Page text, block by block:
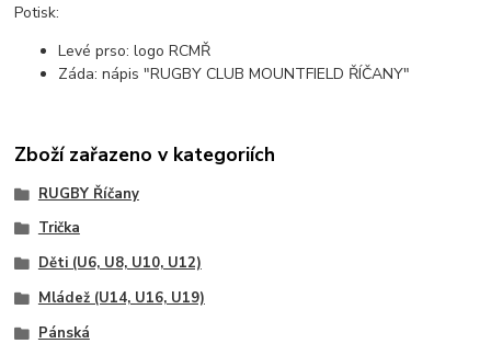
Potisk:
Levé prso: logo RCMŘ
Záda: nápis "RUGBY CLUB MOUNTFIELD ŘÍČANY"
Zboží zařazeno v kategoriích
RUGBY Říčany
Trička
Děti (U6, U8, U10, U12)
Mládež (U14, U16, U19)
Pánská